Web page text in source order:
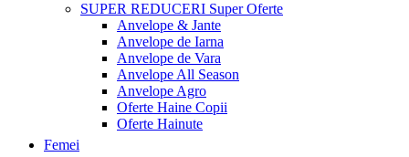
SUPER REDUCERI Super Oferte
Anvelope & Jante
Anvelope de Iarna
Anvelope de Vara
Anvelope All Season
Anvelope Agro
Oferte Haine Copii
Oferte Hainute
Femei